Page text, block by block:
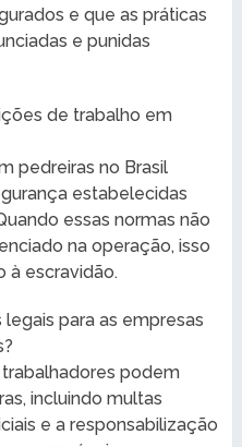
e que as práticas
e punidas
de trabalho em
pedreiras no Brasil
estabelecidas
essas normas não
na operação, isso
à escravidão.
para as empresas
podem
incluindo multas
e a responsabilização